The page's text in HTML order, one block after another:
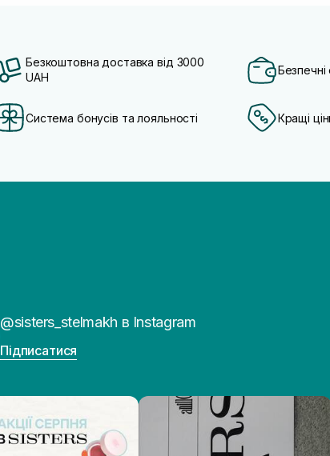
Безкоштовна доставка від 3000
UAH
Система бонусів та лояльності Кращі
@sisters_stelmakh в Instagram
Підписатися